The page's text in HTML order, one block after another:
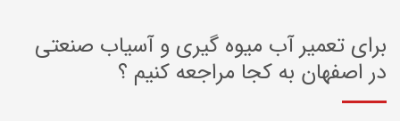
برای تعمیر آب میوه گیری و آسیاب صنعتی
در اصفهان به کجا مراجعه کنیم ؟